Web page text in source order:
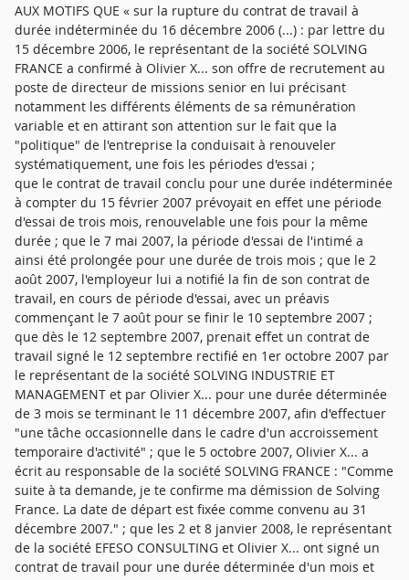
AUX MOTIFS QUE « sur la rupture du contrat de travail à
durée indéterminée du 16 décembre 2006 (...) : par lettre du
15 décembre 2006, le représentant de la société SOLVING
FRANCE a confirmé à Olivier X... son offre de recrutement au
poste de directeur de missions senior en lui précisant
notamment les différents éléments de sa rémunération
variable et en attirant son attention sur le fait que la
"politique" de l'entreprise la conduisait à renouveler
systématiquement, une fois les périodes d'essai ;
que le contrat de travail conclu pour une durée indéterminée
à compter du 15 février 2007 prévoyait en effet une période
d'essai de trois mois, renouvelable une fois pour la même
durée ; que le 7 mai 2007, la période d'essai de l'intimé a
ainsi été prolongée pour une durée de trois mois ; que le 2
août 2007, l'employeur lui a notifié la fin de son contrat de
travail, en cours de période d'essai, avec un préavis
commençant le 7 août pour se finir le 10 septembre 2007 ;
que dès le 12 septembre 2007, prenait effet un contrat de
travail signé le 12 septembre rectifié en 1er octobre 2007 par
le représentant de la société SOLVING INDUSTRIE ET
MANAGEMENT et par Olivier X... pour une durée déterminée
de 3 mois se terminant le 11 décembre 2007, afin d'effectuer
"une tâche occasionnelle dans le cadre d'un accroissement
temporaire d'activité" ; que le 5 octobre 2007, Olivier X... a
écrit au responsable de la société SOLVING FRANCE : "Comme
suite à ta demande, je te confirme ma démission de Solving
France. La date de départ est fixée comme convenu au 31
décembre 2007." ; que les 2 et 8 janvier 2008, le représentant
de la société EFESO CONSULTING et Olivier X... ont signé un
contrat de travail pour une durée déterminée d'un mois et